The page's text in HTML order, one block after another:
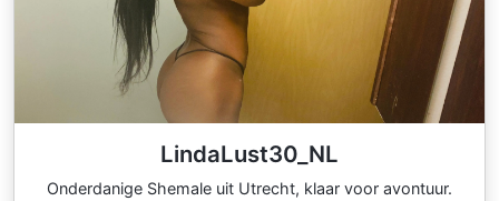
LindaLust30_NL
Onderdanige Shemale uit Utrecht, klaar voor avontuur.